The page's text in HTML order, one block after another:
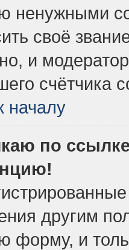
ненужными
своё
и
счётчика
началу
по
другим
форму, и